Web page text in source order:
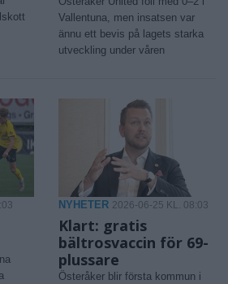
Vallentuna, men insatsen var
ännu ett bevis på lagets starka
utveckling under våren
NYHETER 2026-06-25 KL. 08:03
Klart: gratis
bältrosvaccin för 69-
plussare
Österåker blir första kommun i